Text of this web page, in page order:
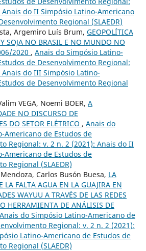
Anais do II Simpósio Latino-Americano
Regional (SLAEDR)
Argemiro Luís Brum, GEOPOLÍTICA
SOJA NO BRASIL E NO MUNDO NO
2020 , Anais do Simpósio Latino-
de Desenvolvimento Regional:
Anais do III Simpósio Latino-
de Desenvolvimento Regional
VEGA, Noemi BOER, A
NO DISCURSO DE
DO SETOR ELÉTRICO , Anais do
Americano de Estudos de
Regional: v. 2 n. 2 (2021): Anais do II
Americano de Estudos de
Regional (SLAEDR)
Carlos Busón Buesa, LA
LA FALTA AGUA EN LA GUAJIRA EN
WAYUU A TRAVÉS DE LAS REDES
HERRAMIENTA DE ANÁLISIS DE
Anais do Simpósio Latino-Americano de
Regional: v. 2 n. 2 (2021):
Latino-Americano de Estudos de
Regional (SLAEDR)